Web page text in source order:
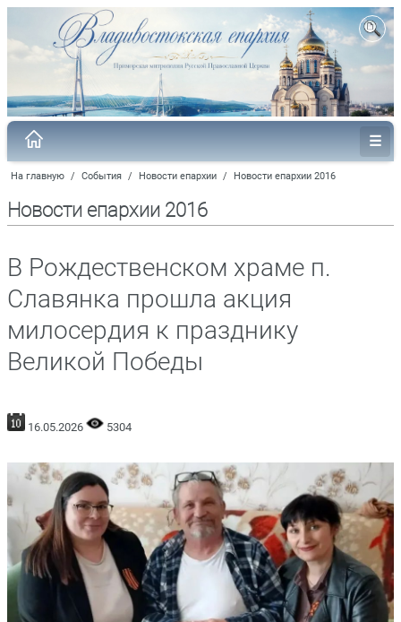
На главную / События / Новости епархии / Новости епархии 2016
Новости епархии 2016
В Рождественском храме п.
Славянка прошла акция
милосердия к празднику
Великой Победы
16.05.2026 5304